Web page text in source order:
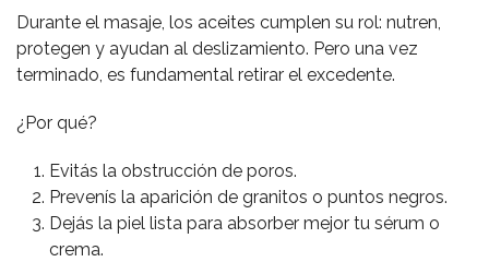
Durante el masaje, los aceites cumplen su rol: nutren,
protegen y ayudan al deslizamiento. Pero una vez
terminado, es fundamental retirar el excedente.
¿Por qué?
Evitás la obstrucción de poros.
Prevenís la aparición de granitos o puntos negros.
Dejás la piel lista para absorber mejor tu sérum o
crema.